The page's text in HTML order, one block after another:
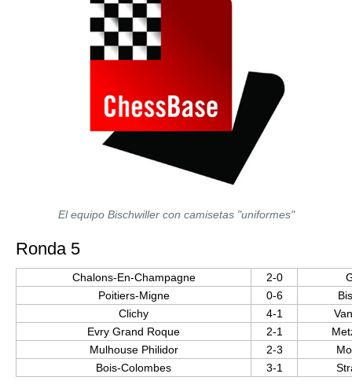
El equipo Bischwiller con camisetas "uniformes"
Ronda 5
Chalons-En-Champagne 2-0
Poitiers-Migne
0-6
Clichy
4-1
Evry Grand Roque
2-1
Mulhouse Philidor
2-3
Bois-Colombes
3-1